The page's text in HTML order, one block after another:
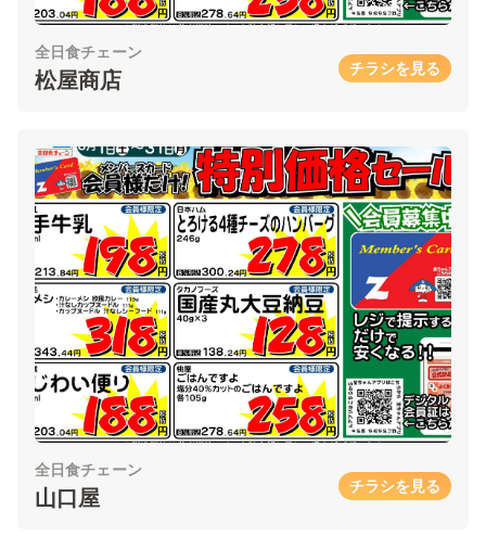
全日食チェーン
松屋商店 チラシを見る
全日食チェーン
山口屋 チラシを見る